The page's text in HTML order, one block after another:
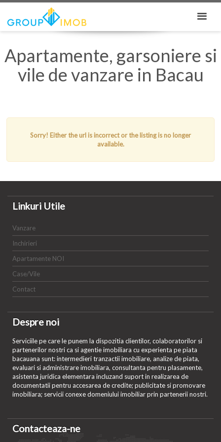
Apartamente, garsoniere si
vile de vanzare in Bacau
Sorry! Either the url is incorrect or the listing is no longer
available.
Linkuri Utile
Vanzare
Inchirieri
Apartamente NOI
Case/Vile
Contact
Despre noi
Serviciile pe care le punem la dispozitia clientilor, colaboratorilor si
partenerilor nostri ca si agentie imobiliara cu experienta pe piata
bacauana sunt: intermedieri tranzactii imobiliare, analize de piata,
evaluari si administrare imobiliara, consultanta pentru plasamente,
asistenta juridica elementara incluzand suport in realizarea de
documentatii pentru accesarea de credite; publicitate si promovare
imobiliara; servicii conexe domeniului imobiliar prin partenerii nostri.
Contacteaza-ne